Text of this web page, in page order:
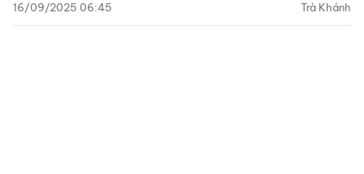
16/09/2025 06:45 Trà Khánh